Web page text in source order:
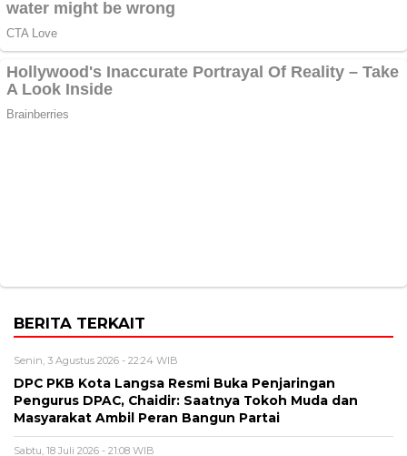
BERITA TERKAIT
Senin, 3 Agustus 2026 - 22:24 WIB
DPC PKB Kota Langsa Resmi Buka Penjaringan
Pengurus DPAC, Chaidir: Saatnya Tokoh Muda dan
Masyarakat Ambil Peran Bangun Partai
Sabtu, 18 Juli 2026 - 21:08 WIB